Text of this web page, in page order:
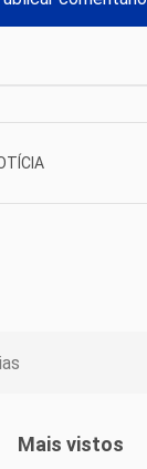
Mais vistos